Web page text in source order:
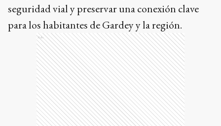
seguridad vial y preservar una conexión clave
para los habitantes de Gardey y la región.
Ads